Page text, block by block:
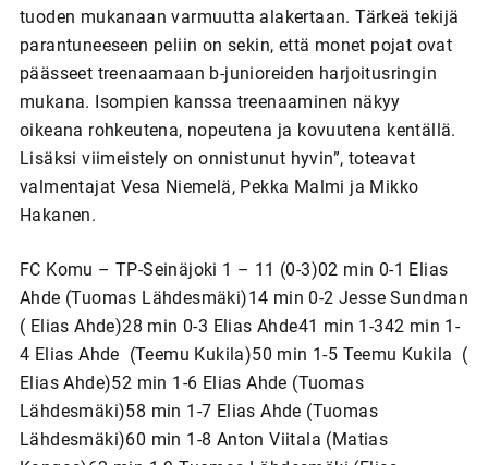
tuoden mukanaan varmuutta alakertaan. Tärkeä tekijä
parantuneeseen peliin on sekin, että monet pojat ovat
päässeet treenaamaan b-junioreiden harjoitusringin
mukana. Isompien kanssa treenaaminen näkyy
oikeana rohkeutena, nopeutena ja kovuutena kentällä.
Lisäksi viimeistely on onnistunut hyvin”, toteavat
valmentajat Vesa Niemelä, Pekka Malmi ja Mikko
Hakanen.
FC Komu – TP-Seinäjoki 1 – 11 (0-3)02 min 0-1 Elias
Ahde (Tuomas Lähdesmäki)14 min 0-2 Jesse Sundman
( Elias Ahde)28 min 0-3 Elias Ahde41 min 1-342 min 1-
4 Elias Ahde (Teemu Kukila)50 min 1-5 Teemu Kukila (
Elias Ahde)52 min 1-6 Elias Ahde (Tuomas
Lähdesmäki)58 min 1-7 Elias Ahde (Tuomas
Lähdesmäki)60 min 1-8 Anton Viitala (Matias